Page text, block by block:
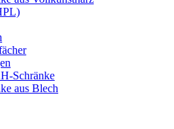
Schränke
aus Blech